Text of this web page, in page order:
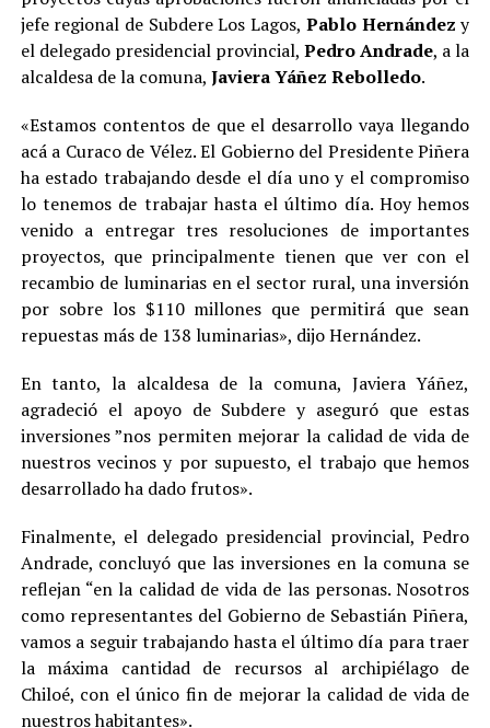
jefe regional de Subdere Los Lagos, Pablo Hernández y
el delegado presidencial provincial,Pedro Andrade, a la
alcaldesa de la comuna, Javiera Yáñez Rebolledo.
«Estamos contentos de que el desarrollo vaya llegando
acá a Curaco de Vélez. El Gobierno del Presidente Piñera
ha estado trabajando desde el día uno y el compromiso
lo tenemos de trabajar hasta el último día. Hoy hemos
venido a entregar tres resoluciones de importantes
proyectos, que principalmente tienen que ver con el
recambio de luminarias en el sector rural, una inversión
por sobre los $110 millones que permitirá que sean
repuestas más de 138 luminarias», dijo Hernández.
En tanto, la alcaldesa de la comuna, Javiera Yáñez,
agradeció el apoyo de Subdere y aseguró que estas
inversiones ”nos permiten mejorar la calidad de vida de
nuestros vecinos y por supuesto, el trabajo que hemos
desarrollado ha dado frutos».
Finalmente, el delegado presidencial provincial, Pedro
Andrade, concluyó que las inversiones en la comuna se
reflejan “en la calidad de vida de las personas. Nosotros
como representantes del Gobierno de Sebastián Piñera,
vamos a seguir trabajando hasta el último día para traer
la máxima cantidad de recursos al archipiélago de
Chiloé, con el único fin de mejorar la calidad de vida de
nuestros habitantes».